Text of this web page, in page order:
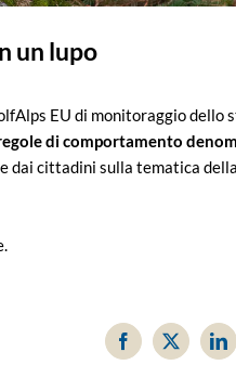
un lupo
EU di monitoraggio dello
di comportamento
dai cittadini sulla tematica
Facebook
X